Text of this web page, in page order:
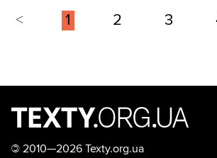
< 1 2 3
© 2010—2026 Texty.org.ua